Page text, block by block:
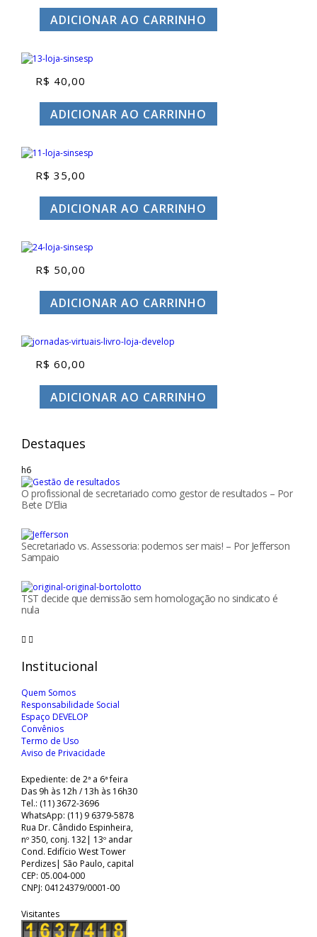
ADICIONAR AO CARRINHO
R$ 40,00
ADICIONAR AO CARRINHO
R$ 35,00
ADICIONAR AO CARRINHO
R$ 50,00
ADICIONAR AO CARRINHO
R$ 60,00
ADICIONAR AO CARRINHO
Destaques
h6
O profissional de secretariado como gestor de resultados – Por
Bete D’Elia
Secretariado vs. Assessoria: podemos ser mais! – Por Jefferson
Sampaio
TST decide que demissão sem homologação no sindicato é
nula
Institucional
Quem Somos
Responsabilidade Social
Espaço DEVELOP
Convênios
Termo de Uso
Aviso de Privacidade
Expediente: de 2ª a 6ª feira
Das 9h às 12h / 13h às 16h30
Tel.: (11) 3672-3696
WhatsApp: (11) 9 6379-5878
Rua Dr. Cândido Espinheira,
nº 350, conj. 132| 13º andar
Cond. Edifício West Tower
Perdizes| São Paulo, capital
CEP: 05.004-000
CNPJ: 04124379/0001-00
Visitantes